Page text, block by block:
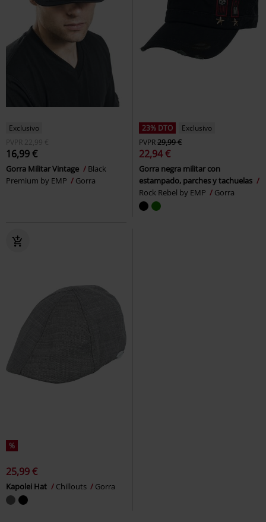
Exclusivo
PVPR 22,99 €
16,99 €
Gorra Militar Vintage
Black
Premium by EMP
Gorra
23% DTO
Exclusivo
PVPR29,99 €
22,94 €
Gorra negra militar con
estampado, parches y tachuelas
Rock Rebel by EMP
Gorra
%
25,99 €
Kapolei Hat Chillouts Gorra